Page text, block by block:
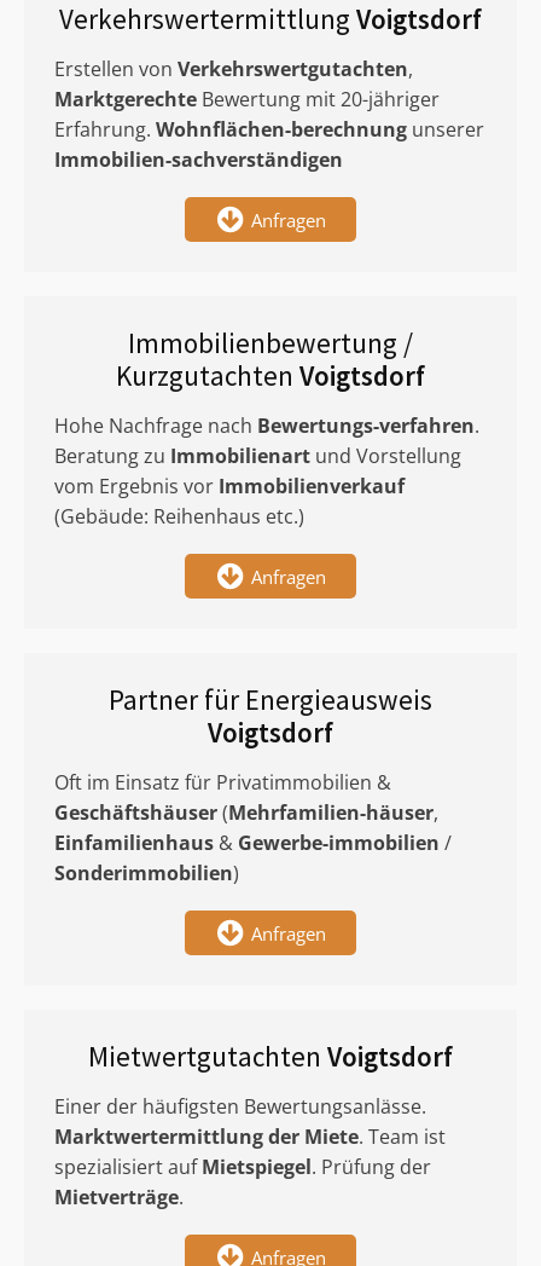
Verkehrswertermittlung Voigtsdorf
Erstellen von Verkehrswertgutachten,
Marktgerechte Bewertung mit 20-jähriger
Erfahrung. Wohnflächen-berechnung unserer
Immobilien-sachverständigen
Anfragen
Immobilienbewertung /
Kurzgutachten Voigtsdorf
Hohe Nachfrage nach Bewertungs-verfahren.
Beratung zu Immobilienart und Vorstellung
vom Ergebnis vor Immobilienverkauf
(Gebäude: Reihenhaus etc.)
Anfragen
Partner für Energieausweis
Voigtsdorf
Oft im Einsatz für Privatimmobilien &
Geschäftshäuser(Mehrfamilien-häuser,
Einfamilienhaus & Gewerbe-immobilien /
Sonderimmobilien)
Anfragen
Mietwertgutachten Voigtsdorf
Einer der häufigsten Bewertungsanlässe.
Marktwertermittlungder Miete. Team ist
spezialisiert aufMietspiegel. Prüfung der
Mietverträge.
Anfragen